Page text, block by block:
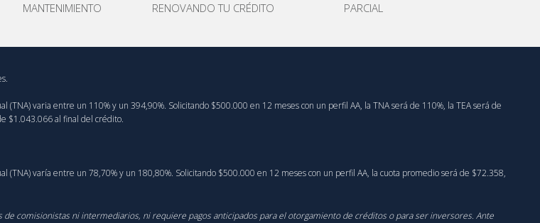
MANTENIMIENTO
RENOVANDO TU CRÉDITO
PARCIAL
varia entre un 110% y un 394,90%. Solicitando $500.000 en 12 meses con un perfil AA, la TNA será de 110%, la TEA será de
$1.043.066 al final del crédito.
(TNA) varía entre un 78,70% y un 180,80%. Solicitando $500.000 en 12 meses con un perfil AA, la cuota promedio será de $72.358,
comisionistas ni intermediarios, ni requiere pagos anticipados para el otorgamiento de créditos o para ser inversores. Ante